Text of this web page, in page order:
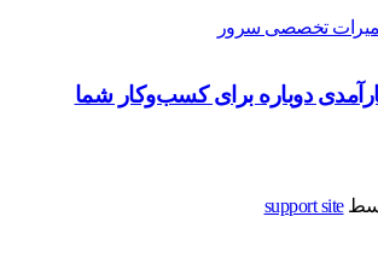
تخصصی سرور
دوباره برای کسب‌وکار شما
support site